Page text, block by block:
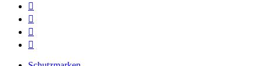



